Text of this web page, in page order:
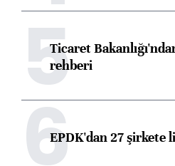
5
Ticaret
rehberi
6EPDK'dan 27 şirkete